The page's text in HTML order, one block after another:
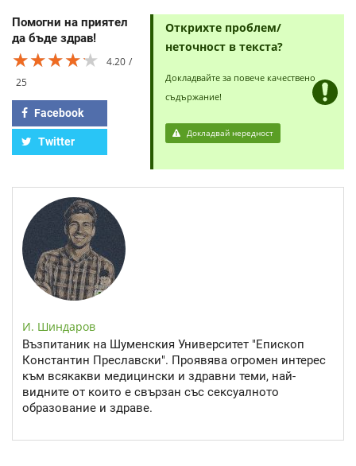
Помогни на приятел
да бъде здрав!
★★★★★
★★★★★
★★★★★
4.20
25
Facebook
Twitter
Открихте проблем/
неточност в текста?
Докладвайте за повече качествено
съдържание!
Докладвай нередност
И. Шиндаров
Възпитаник на Шуменския Университет "Епископ
Константин Преславски". Проявява огромен интерес
към всякакви медицински и здравни теми, най-
видните от които е свързан със сексуалното
образование и здраве.